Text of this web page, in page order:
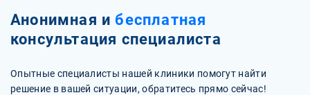
Анонимная и бесплатная
консультация специалиста
Опытные специалисты нашей клиники помогут найти
решение в вашей ситуации, обратитесь прямо сейчас!